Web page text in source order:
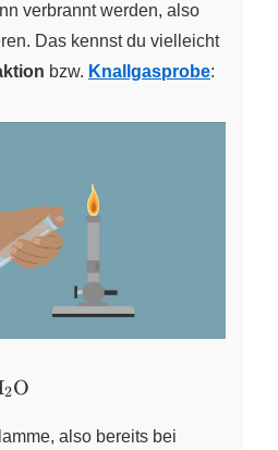
verbrannt werden, also
Das kennst du vielleicht
bzw. Knallgasprobe:
X
2O
also bereits bei